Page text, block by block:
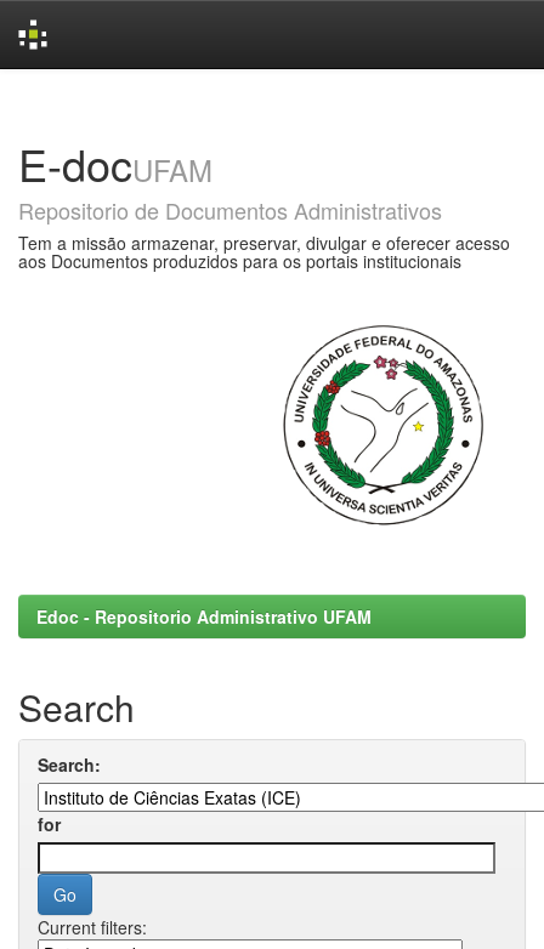
E-docUFAM
Repositorio de Documentos Administrativos
Tem a missão armazenar, preservar, divulgar e oferecer acesso
aos Documentos produzidos para os portais institucionais
Edoc - Repositorio Administrativo UFAM
Search
Search:
for
Current filters: